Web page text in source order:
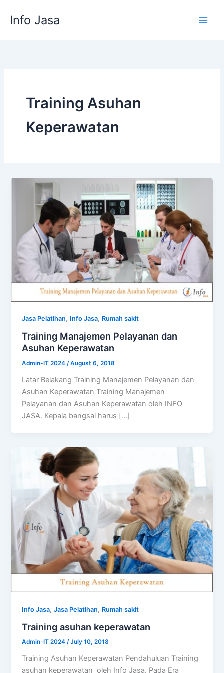
Info Jasa
Training Asuhan
Keperawatan
Jasa Pelatihan, Info Jasa, Rumah sakit
Training Manajemen Pelayanan dan
Asuhan Keperawatan
Admin-IT 2024/August 6, 2018
Latar Belakang Training Manajemen Pelayanan dan
Asuhan Keperawatan Training Manajemen
Pelayanan dan Asuhan Keperawatan oleh INFO
JASA. Kepala bangsal harus […]
Info Jasa,Jasa Pelatihan, Rumah sakit
Training asuhan keperawatan
Admin-IT 2024/July 10, 2018
Training Asuhan Keperawatan Pendahuluan Training
asuhan keperawatan oleh Info Jasa. Pada Era